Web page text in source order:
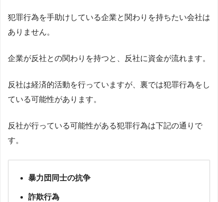
犯罪行為を手助けしている企業と関わりを持ちたい会社は
ありません。
企業が反社との関わりを持つと、反社に資金が流れます。
反社は経済的活動を行っていますが、裏では犯罪行為をし
ている可能性があります。
反社が行っている可能性がある犯罪行為は下記の通りで
す。
暴力団同士の抗争
詐欺行為